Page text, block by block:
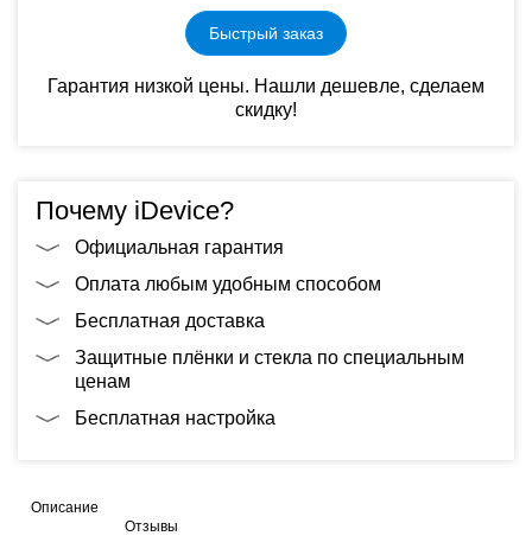
Быстрый заказ
Гарантия низкой цены. Нашли дешевле, сделаем
скидку!
Почему iDevice?
Официальная гарантия
Оплата любым удобным способом
Бесплатная доставка
Защитные плёнки и стекла по специальным
ценам
Бесплатная настройка
Описание
Отзывы